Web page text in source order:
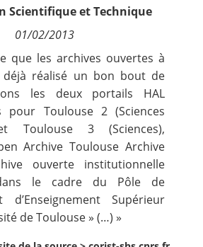
Scientifique et Technique
01/02/2013
que les archives ouvertes à
déjà réalisé un bon bout de
les deux portails HAL
pour Toulouse 2(Sciences
Toulouse 3(Sciences),
Archive Toulouse Archive
ouverte institutionnelle
dans le cadre du Pôle de
d’Enseignement Supérieur
de Toulouse» (…) »